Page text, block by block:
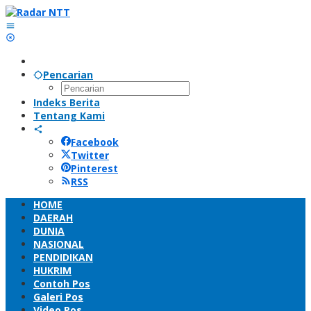
Lewati
ke
konten
Pencarian
Indeks Berita
Tentang Kami
Facebook
Twitter
Pinterest
RSS
HOME
DAERAH
DUNIA
NASIONAL
PENDIDIKAN
HUKRIM
Contoh Pos
Galeri Pos